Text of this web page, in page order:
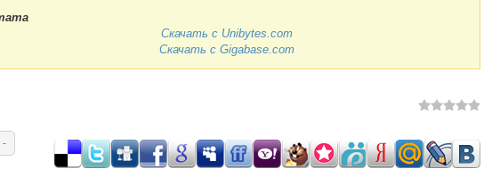
Скачать с Unibytes.com
Скачать с Gigabase.com